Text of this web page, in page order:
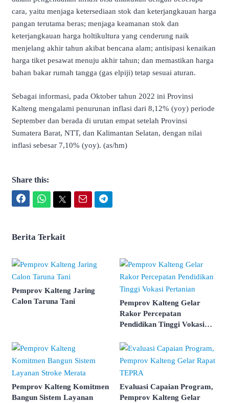
cara, yaitu menjaga ketersediaan stok dan keterjangkauan harga
pangan terutama beras; menjaga keamanan stok dan
keterjangkauan harga holtikultura yang cenderung naik
menjelang akhir tahun akibat bencana alam; antisipasi kenaikan
harga tiket pesawat menuju akhir tahun; dan memastikan harga
bahan bakar rumah tangga (gas elpiji) tetap sesuai aturan.
Sebagai informasi, pada Oktober tahun 2022 ini Provinsi
Kalteng mengalami penurunan inflasi dari 8,12% (yoy) periode
September dan berada di urutan empat setelah Provinsi
Sumatera Barat, NTT, dan Kalimantan Selatan, dengan nilai
inflasi sebesar 7,10% (yoy). (as/hm)
Share this:
Berita Terkait
Pemprov Kalteng Jaring
Calon Taruna Tani
Pemprov Kalteng Gelar
Rakor Percepatan
Pendidikan Tinggi Vokasi
Pemprov Kalteng Komitmen
Bangun Sistem Layanan
Evaluasi Capaian Program,
Pemprov Kalteng Gelar